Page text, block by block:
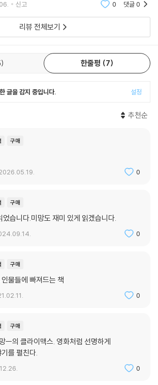
접근하는 새로운 독자들을 위해 본문에는 작가 화
. 대신 전집 스물두 권에 작가의 각기 다른 사진들을
작가가 직접 이야기를 들려줄 것 같은 느낌을 주었
느낌을 살릴 수 있을 만한 사진을 실었으며, 평상시
사진을 주로 수록하여 다소 거칠기는 하지만 자연스
고 사랑받은 책들이지만 그 사이 맞춤법 규정도
새로 나온 판본에서는 국립국어원 맞춤법 규정을
지하면서도 새로운 독자들이 읽기 편하도록 매만지
국내 문학, 동아시아 문화 전문가, 외국인 교수(박
많던 싱아는 누가 다 먹었을까』 등을 영역한 스티븐
수록하여 독자들의 이해를 돕고 있다.
안 쌓은 삶의 언어, 감각의 언어
’의 폭과 깊이, 그리고 한국문학의 미래를 향한 가능
이었다. ‘박완서 문학’은 언어의 보물창고다. 파내
듯 살아 있는 이야기와, 예스러우면서도 더 이상 적
냈다. (「기획의 글」 중에서)
리서 목소리가 들리는 듯 물 흐르듯 부드럽게 읽힌
고같이 뜻밖의 어휘들이 전혀 어색하지 않게 문장
신고 0 댓글0
리뷰 전체보기
한줄평 7
글을 감지 중입니다. 설정
추천순
구매
0
구매
었습니다.미망도 재미 있게 읽겠습니다.
0
구매
물들에 빠져드는 책
0
구매
ㅡ의 클라이맥스. 영화처럼 선명하게
를 펼친다.
0